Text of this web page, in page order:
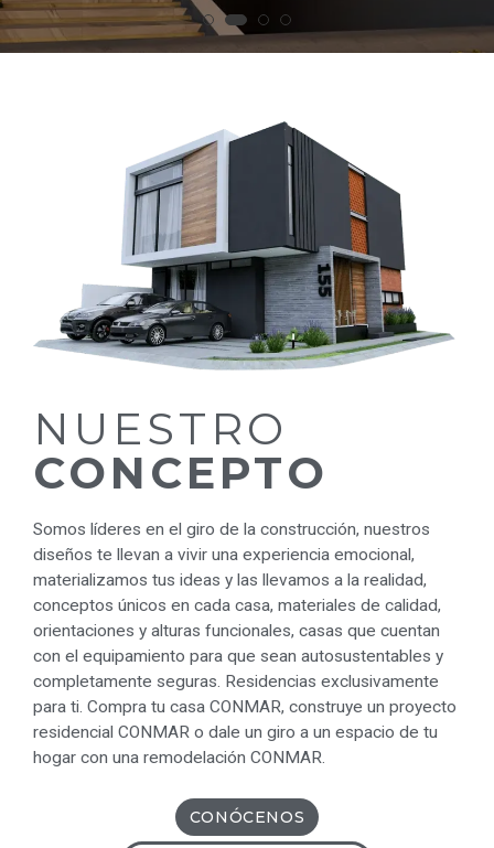
NUESTRO
CONCEPTO
Somos líderes en el giro de la construcción, nuestros
diseños te llevan a vivir una experiencia emocional,
materializamos tus ideas y las llevamos a la realidad,
conceptos únicos en cada casa, materiales de calidad,
orientaciones y alturas funcionales, casas que cuentan
con el equipamiento para que sean autosustentables y
completamente seguras. Residencias exclusivamente
para ti. Compra tu casa CONMAR, construye un proyecto
residencial CONMAR o dale un giro a un espacio de tu
hogar con una remodelación CONMAR.
CONÓCENOS